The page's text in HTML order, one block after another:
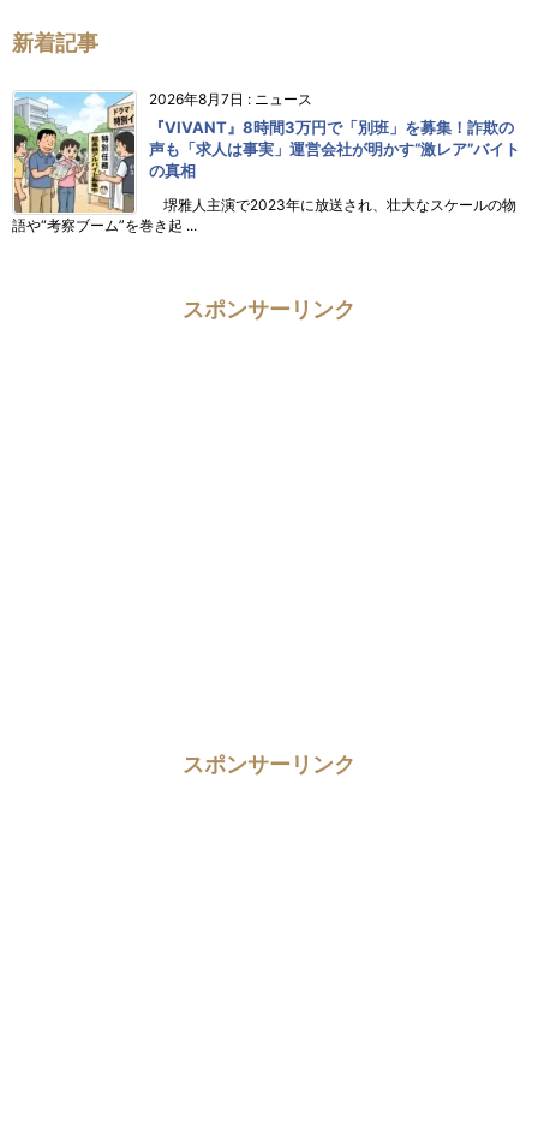
新着記事
2026年8月7日 : ニュース
『VIVANT』8時間3万円で「別班」を募集！詐欺の
声も「求人は事実」運営会社が明かす“激レア”バイト
の真相
堺雅人主演で2023年に放送され、壮大なスケールの物
語や“考察ブーム”を巻き起 ...
スポンサーリンク
スポンサーリンク